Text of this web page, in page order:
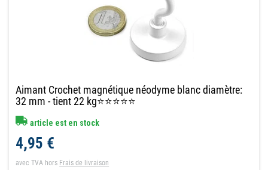
Aimant Crochet magnétique néodyme blanc diamètre:
32 mm - tient 22 kg⭐⭐⭐⭐⭐
article est en stock
4,95 €
avec TVA hors Frais de livraison